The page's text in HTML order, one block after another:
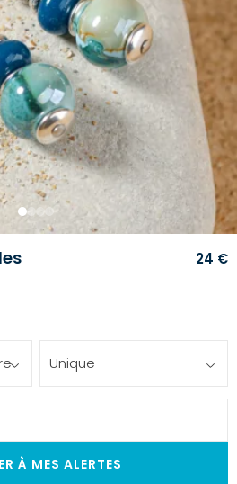
1 234
24 €
Unique